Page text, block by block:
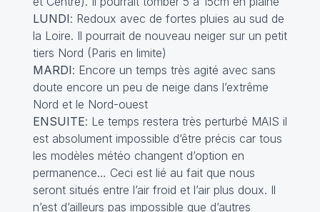
LUNDI: Redoux avec de fortes pluies au sud de
la Loire. Il pourrait de nouveau neiger sur un petit
tiers Nord (Paris en limite)
MARDI: Encore un temps très agité avec sans
doute encore un peu de neige dans l’extrême
Nord et le Nord-ouest
ENSUITE: Le temps restera très perturbé MAIS il
est absolument impossible d‘être précis car tous
les modèles météo changent d’option en
permanence… Ceci est lié au fait que nous
seront situés entre l’air froid et l’air plus doux. Il
n’est d’ailleurs pas impossible que d’autres